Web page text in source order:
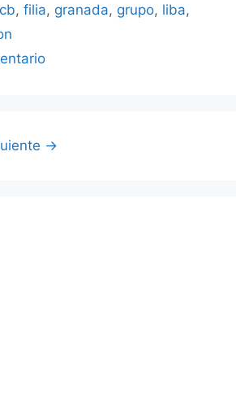
cb,filia, granada, grupo, liba,
→